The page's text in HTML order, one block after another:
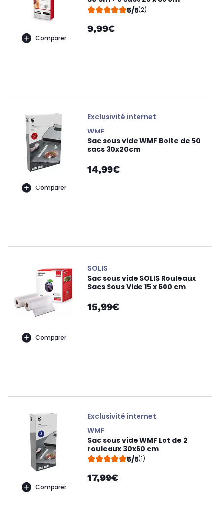
Comparer
5/5(2)
9,99€
Comparer
Exclusivité internet
WMF
Sac sous vide WMF Boite de 50
sacs 30x20cm
14,99€
Comparer
SOLIS
Sac sous vide SOLIS Rouleaux
Sacs Sous Vide 15 x 600 cm
15,99€
Comparer
Exclusivité internet
WMF
Sac sous vide WMF Lot de 2
rouleaux 30x60 cm
5/5(1)
17,99€